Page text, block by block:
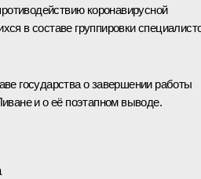
коронавирусной
в составе группировки
государства о завершении работы
и о её поэтапном выводе.